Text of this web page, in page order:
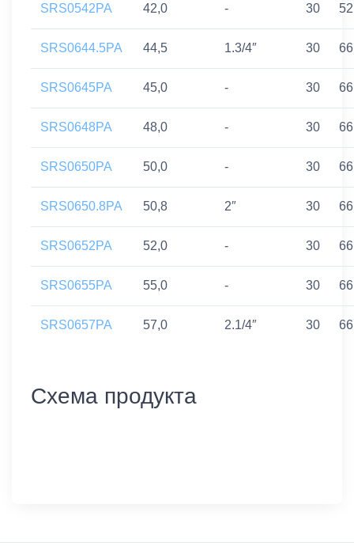
SRS0542PA 42,0 - 30 52
SRS0644.5PA 44,5 1.3/4″ 30 66
SRS0645PA 45,0 - 30 66
SRS0648PA 48,0 - 30 66
SRS0650PA 50,0 - 30 66
SRS0650.8PA 50,8 2″ 30 66
SRS0652PA 52,0 - 30 66
SRS0655PA 55,0 - 30 66
SRS0657PA 57,0 2.1/4″ 30 66
Схема продукта